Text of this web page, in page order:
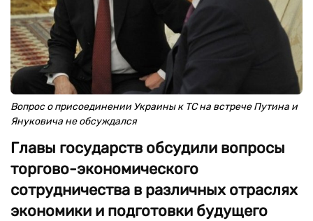
Вопрос о присоединении Украины к ТС на встрече Путина и
Януковича не обсуждался
Главы государств обсудили вопросы
торгово-экономического
сотрудничества в различных отраслях
экономики и подготовки будущего